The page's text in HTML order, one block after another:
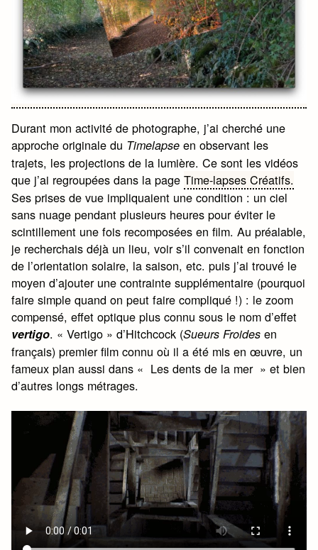
Durant mon activité de photographe, j’ai cherché une
approche originale du Timelapse en observant les
trajets, les projections de la lumière. Ce sont les vidéos
que j’ai regroupées dans la pageTime-lapses Créatifs.
Ses prises de vue impliquaient une condition : un ciel
sans nuage pendant plusieurs heures pour éviter le
scintillement une fois recomposées en film. Au préalable,
je recherchais déjà un lieu, voir s’il convenait en fonction
de l’orientation solaire, la saison, etc. puis j’ai trouvé le
moyen d’ajouter une contrainte supplémentaire (pourquoi
faire simple quand on peut faire compliqué !) : le zoom
compensé, effet optique plus connu sous le nom d’effet
vertigo. « Vertigo » d’Hitchcock (Sueurs Froides en
français) premier film connu où il a été mis en œuvre, un
fameux plan aussi dans « Les dents de la mer » et bien
d’autres longs métrages.